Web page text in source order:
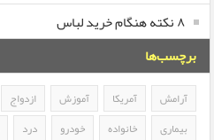
۸ نکته هنگام خرید لباس
برچسب‌ها
آرامش آمریکا آموزش ازدواج
بیماری
خانواده خودرو درد